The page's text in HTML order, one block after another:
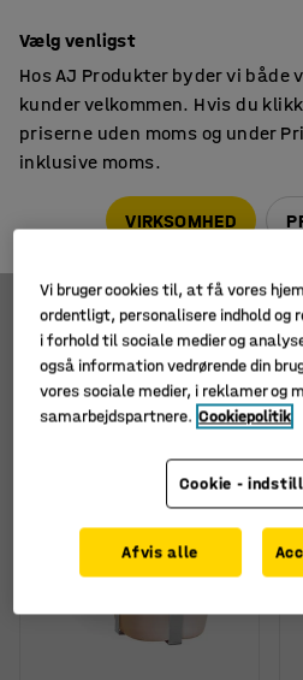
Dunktippere
Filtre
2 produkter
Vælg venligst
Hos AJ Produkter byder vi både
kunder velkommen. Hvis du
priserne uden moms og under
inklusive moms.
VIRKSOMHED
Vi bruger cookies til, at få vores
ordentligt, personalisere indhold og
i forhold til sociale medier og
også information vedrørende din
vores sociale medier, i reklamer og
samarbejdspartnere. Cookiepolitik
Cookie -
Afvis alle